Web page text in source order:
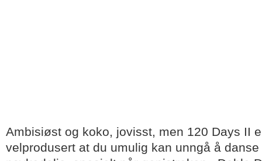
Ambisiøst og koko, jovisst, men 120 Days II
velprodusert at du umulig kan unngå å